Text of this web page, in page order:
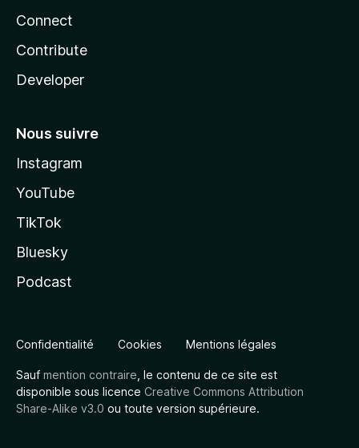
Connect
Contribute
Developer
Nous suivre
Instagram
YouTube
TikTok
Bluesky
Podcast
Confidentialité Cookies Mentions légales
Sauf mention contraire , le contenu de ce site est
disponible sous licence Creative Commons Attribution
Share-Alike v3.0 ou toute version supérieure.